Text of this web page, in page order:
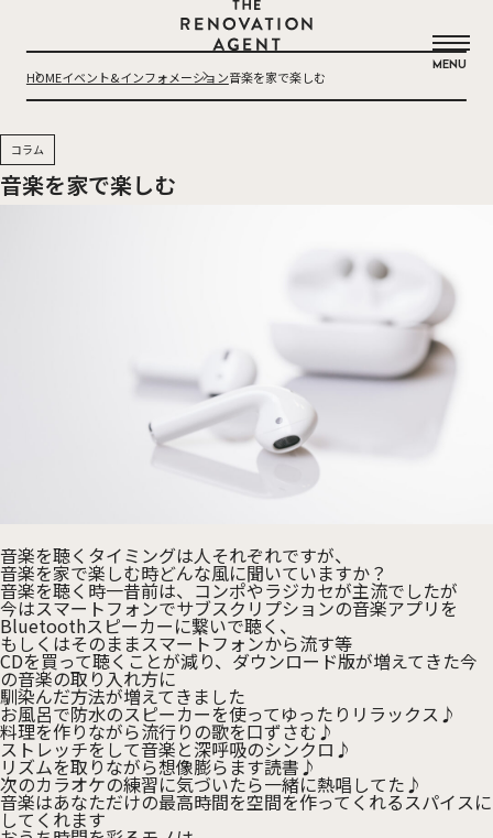
THE RENOVATION AGENT
MENU
HOMEイベント&インフォメーション音楽を家で楽しむ
音楽を家で楽しむ
コラム
音楽を聴くタイミングは人それぞれですが、
音楽を家で楽しむ時どんな風に聞いていますか？
音楽を聴く時一昔前は、コンポやラジカセが主流でしたが
今はスマートフォンでサブスクリプションの音楽アプリを
Bluetoothスピーカーに繋いで聴く、
もしくはそのままスマートフォンから流す等
CDを買って聴くことが減り、ダウンロード版が増えてきた今
の音楽の取り入れ方に
馴染んだ方法が増えてきました
お風呂で防水のスピーカーを使ってゆったりリラックス♪
料理を作りながら流行りの歌を口ずさむ♪
ストレッチをして音楽と深呼吸のシンクロ♪
リズムを取りながら想像膨らます読書♪
次のカラオケの練習に気づいたら一緒に熱唱してた♪
音楽はあなただけの最高時間を空間を作ってくれるスパイスに
してくれます